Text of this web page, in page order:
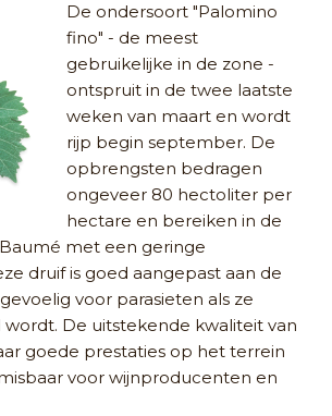
De ondersoort "Palomino
fino" - de meest
gebruikelijke in de zone -
ontspruit in de twee laatste
weken van maart en wordt
rijp begin september. De
opbrengsten bedragen
ongeveer 80 hectoliter per
hectare en bereiken in de
Baumé met een geringe
druif is goed aangepast aan de
voor parasieten als ze
De uitstekende kwaliteit van
goede prestaties op het terrein
voor wijnproducenten en